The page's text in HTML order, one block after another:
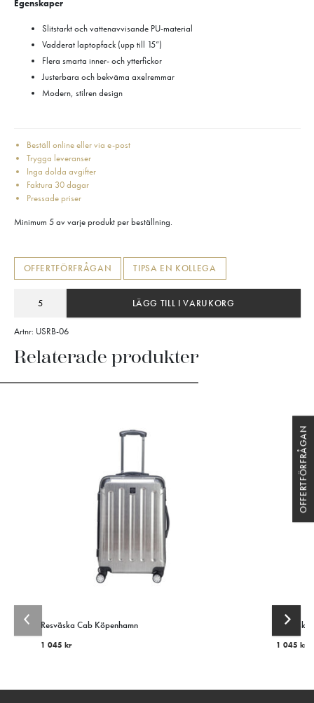
Egenskaper
Slitstarkt och vattenavvisande PU-material
Vadderat laptopfack (upp till 15”)
Flera smarta inner- och ytterfickor
Justerbara och bekväma axelremmar
Modern, stilren design
Beställ online eller via e-post
Trygga leveranser
Inga dolda avgifter
Faktura 30 dagar
Pressade priser
Minimum 5 av varje produkt per beställning.
OFFERTFÖRFRÅGAN TIPSA EN KOLLEGA
LÄGG TILL I VARUKORG
Artnr: USRB-06
Relaterade produkter
Resväska Cab Köpenhamn
1 045 kr 1 045kr
OFFERTFÖRFRÅGAN